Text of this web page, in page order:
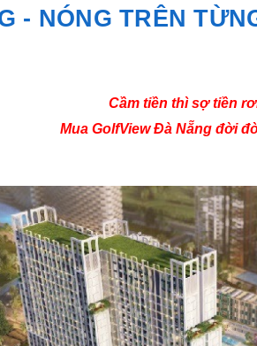
- NÓNG TRÊN
Cầm tiền thì sợ tiền
Mua GolfView Đà Nẵng đời